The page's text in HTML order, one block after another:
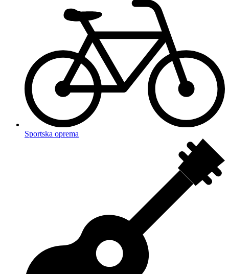
Sportska oprema